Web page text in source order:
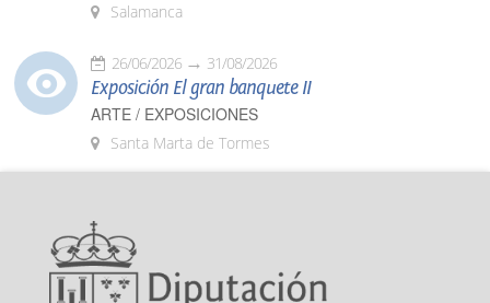
Salamanca
26/06/2026 31/08/2026
Exposición El gran banquete II
ARTE / EXPOSICIONES
Santa Marta de Tormes